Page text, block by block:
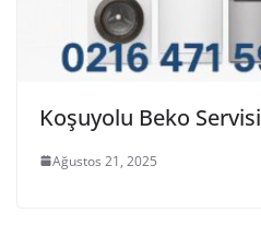
Koşuyolu Beko Servisi
Ağustos 21, 2025